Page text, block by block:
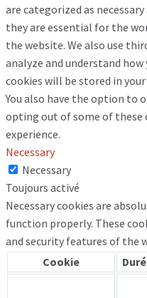
are categorized as
they are essential for the
the website. We also use
analyze and understand
cookies will be stored in
You also have the option to
opting out of some of these
experience.
Necessary
Necessary
Toujours activé
Necessary cookies are
function properly. These
and security features of the
Cookie